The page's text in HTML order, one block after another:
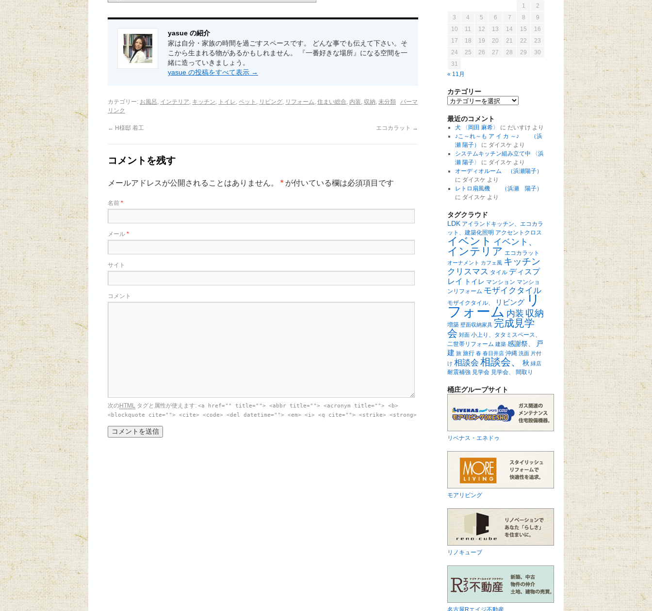
yasue の紹介
家は自分・家族の時間を過ごすスペースです。 どんな事でも伝えて下さい。そ
こから生まれる物があるかもしれません。 『一番好きな場所』になる空間を一
緒に造っていきましょう。
yasue の投稿をすべて表示 →
カテゴリー: お風呂 , インテリア, キッチン, トイレ, ペット , リビング, リフォーム, 住まい総合, 内装, 収納, 未分類
パーマ
リンク
← H様邸 着工 エコカラット →
コメントを残す
メールアドレスが公開されることはありません。 * が付いている欄は必須項目です
名前 *
メール *
サイト
コメント
次のHTML タグと属性が使えます: <a href="" title=""> <abbr title=""> <acronym title=""> <b>
<blockquote cite=""> <cite> <code> <del datetime=""> <em> <i> <q cite=""> <strike> <strong>
« 11月
1
2
3
4 5 6 7 8
9
10
11 12 13 14 15
16
17
18 19 20 21 22
23
24
25 26 27 28 29
30
31
カテゴリー
最近のコメント
犬 〈岡田 麻希〉 に だいすけ より
♪こ～れ～も ア イ カ ～♪ （浜
瀬 陽子）
に ダイスケ より
システムキッチン組み立て中 〈浜
瀬 陽子〉
に ダイスケ より
オーディオルーム （浜瀬陽子）
に ダイスケ より
レトロ扇風機 （浜瀬 陽子）
に ダイスケ より
タグクラウド
LDK アイランドキッチン、エコカラ
ット、建築化照明 アクセントクロス
イベント イベント、
インテリア エコカラット
オーナメント カフェ風 キッチン
クリスマス タイル ディスプ
レイ
トイレ マンション マンショ
ンリフォーム モザイクタイル
モザイクタイル、 リビング リ
フォーム 内装 収納
増築 壁面収納家具 完成見学
会 対面 小上り、タタミスペース、
二世帯リフォーム 建築 感謝祭、
戸
建 旅 旅行 春 春日井店 沖縄 洗面 片付
け 相談会 相談会、 秋 緑店
耐震補強 見学会 見学会、 間取り
桶庄グループサイト
リベナス・エネドゥ
モアリビング
リノキューブ
名古屋Rエイジ不動産